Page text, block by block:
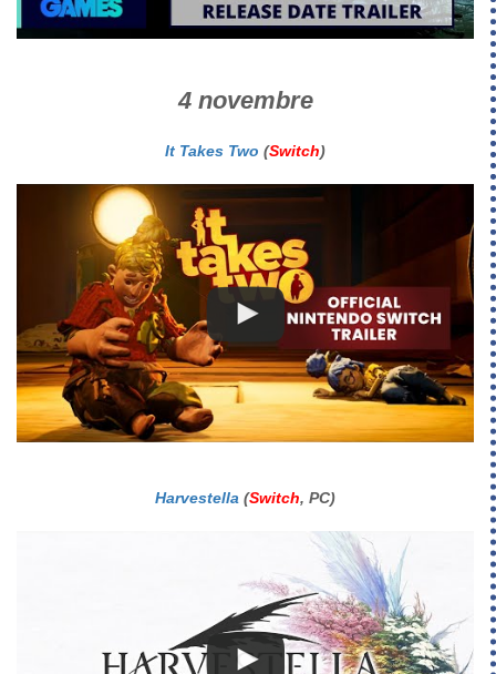
4 novembre
It Takes Two (Switch)
Harvestella (Switch, PC)